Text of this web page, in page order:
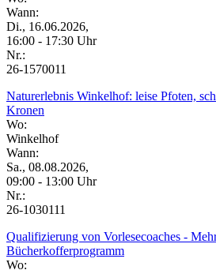
Wann:
Di., 16.06.2026,
16:00 - 17:30 Uhr
Nr.:
26-1570011
Naturerlebnis Winkelhof: leise Pfoten,
Kronen
Wo:
Winkelhof
Wann:
Sa., 08.08.2026,
09:00 - 13:00 Uhr
Nr.:
26-1030111
Qualifizierung von Vorlesecoaches -
Bücherkofferprogramm
Wo: